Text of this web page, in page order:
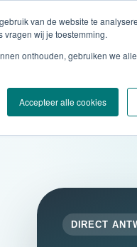
van de website te
vragen wij je toestemming.
onthouden, gebruiken we
Accepteer alle cookies
Voor wiePijnklachten
DIRECT